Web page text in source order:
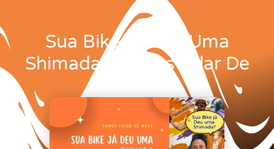
Sua Bike Já Deu Uma
Shimada | Vamos Falar De